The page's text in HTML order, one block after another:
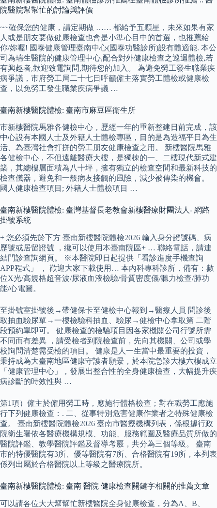
院醫院幫幫忙的討論與評價
~~確保您的健康，請定期做 …… 都給予五顆星，未來如果有家
人或是朋友要做健康檢查也會是小準心目中的首選，也推薦給
你/妳喔! 國泰健康管理臺南中心(國泰功醫診所)設有體適能. 本公
司為瑞生醫院的健康管理中心,配合對外健康檢查之巡迴體檢,若
有興趣者,歡迎致電詢問,期待您的加入。 為避免勞工發生職業疾
病爭議，市府勞工局二十七日呼籲僱主落實勞工體檢或健康檢
查，以免勞工發生職業疾病爭議 …
臺南新樓醫院體檢: 臺南市麻豆區衛生所
市新樓醫院馬雅各健檢中心，歷經一年的重新整建日前完成，該
中心設有本國人士及外籍人士體檢專區，目的是為造福平日為生
活、為臺灣社會打拼的勞工朋友健康檢查之用。 新樓醫院馬雅
各健檢中心，不但遠離醫療大樓，是獨棟的一、二樓現代新式建
築，其總樓層面積為八十坪，擁有獨立的檢查空間和最新科技的
檢查儀器，避免和一般病友接觸的風險，減少被傳染的機會。
國人健康檢查項目; 外籍人士體檢項目 …
臺南新樓醫院體檢: 臺灣基督長老教會新樓醫療財團法人- 網路
掛號系統
+ 您必須先於下方 臺南新樓醫院體檢2026 輸入身分證號碼、病
歷號或居留證號 ，纔可以使用本臺南院區+ … 聯絡電話，請連
結門診查詢網頁。 ※本醫院即日起提供「看診進度手機查詢
APP程式」 ， 歡迎大家下載使用… 本內科專科診所，備有：數
位X光/高規格超音波/尿液血液檢驗/骨質密度儀/聽力檢查/肺功
能/心電圖。
至掛號室掛號後→帶健保卡至健檢中心報到→醫療人員 問診後
取抽血驗尿單→一樓檢驗科抽血、驗尿→健檢中心拿取第 二階
段預約單即可。 健康檢查的檢驗項目因各家機關公司行號所需
不同而有差異 ，請受檢者到院檢查前，先向其機關、公司或學
校詢問清楚需受檢的項目。 健康是人一生當中最重要的投資，
秉持成為大臺南地區健康守護者願景，於本院急診大樓六樓成立
「健康管理中心」，發展出整合性的全身健康檢查，大幅提升疾
病診斷的時效性與 …
第1項）僱主於僱用勞工時，應施行體格檢查；對在職勞工應施
行下列健康檢查：. 二、從事特別危害健康作業者之特殊健康檢
查。 臺南新樓醫院體檢2026 臺南市醫療機構列表，係根據行政
院衛生署依各醫療機構規模、功能、服務範圍及醫療品質所做的
醫院評鑑、教學醫院評鑑及督導考覈，共分為三個等級。 臺南
市的特優醫院有3所、優等醫院有7所、合格醫院有19所，本列表
係列出屬於合格醫院以上等級之醫療院所。
臺南新樓醫院體檢: 臺南 醫院 健康檢查關鍵字相關的推薦文章
可以請各位大大幫幫忙新樓醫院全身健康檢查，分為A、B、